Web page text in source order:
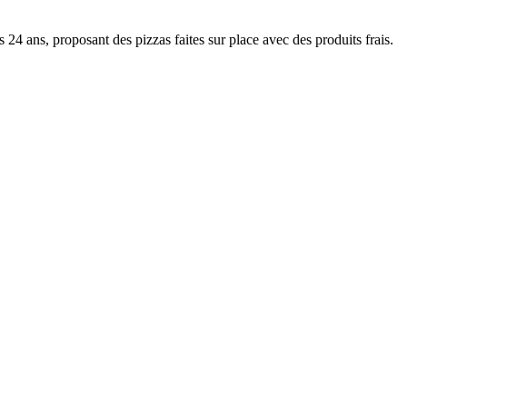
ans, proposant des pizzas faites sur place avec des produits frais.